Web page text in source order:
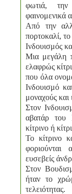
φωτιά, την
φαινομενικά
Από την
πορτοκαλί,
Ινδουισμός
Μια μεγάλη
ελαφρώς
που όλα
Ινδουισμό
μοναχούς και
Στον
αβατάρ του
κίτρινο ή
Το κίτρινο
ευσεβείς
Στον
ήταν το
τελειότητας.